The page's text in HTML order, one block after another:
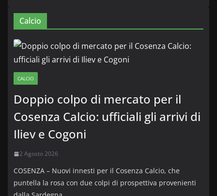
Calcio
CALCIO
Doppio colpo di mercato per il
Cosenza Calcio: ufficiali gli arrivi di
Iliev e Cogoni
2 Agosto 2026
COSENZA – Nuovi innesti per il Cosenza Calcio, che
puntella la rosa con due colpi di prospettiva provenienti